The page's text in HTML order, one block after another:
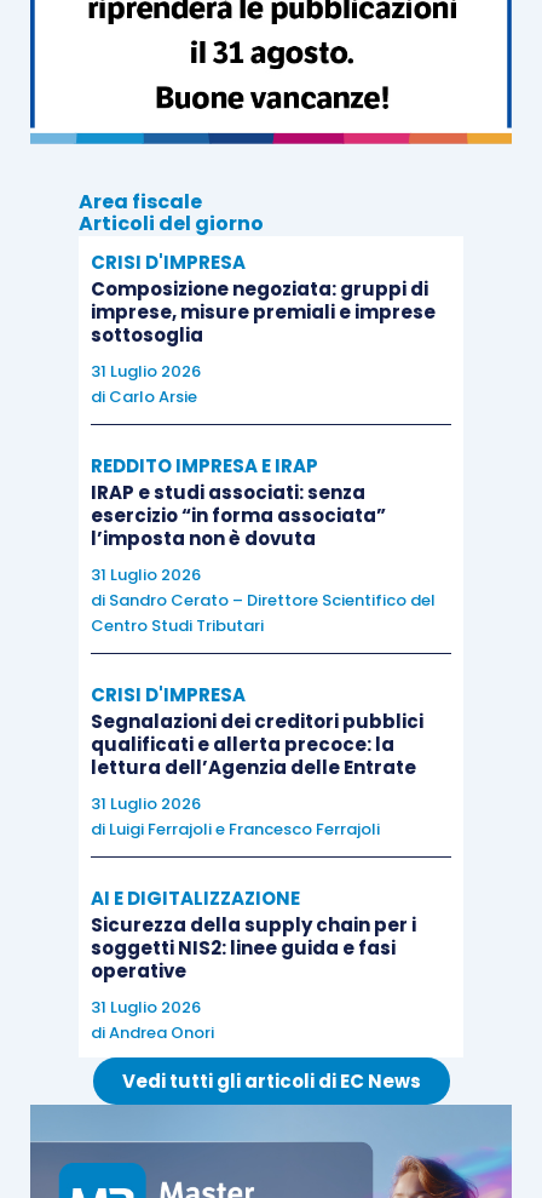
sul presupposto che la piscina, oggetto del
quesito, fosse destinata essenzialmente ai
dipendenti del Ministero della difesae che solo
“accessoriamente la piscina viene utilizzata per lo
pubblico”.
LaR.M. n. 363969 del 4.11.1986
l’agevolazione “in quanto vi ostano sia motivi
soggettivi – è proprietà di una società privata – sia
oggettivi – è destinato ad essere utilizzato da una
In pratica, per l’applicazione dell’aliquota
agevolata, risulta in ogni caso necessario che
l’impianto sia destinato ad un
ovverosia sia messo a disposizione dell’intera
collettività, anche se dietro pagamento di un
corrispettivo, e non sia destinato ad essere
utilizzato esclusivamente o prevalentemente da
particolari categorie di soggetti, come ad
esempio gli iscritti a società sportive, ovvero i
dipendenti comunali o simili (
399623).
Per approfondire questioni attinenti all’articolo vi
raccomandiamo il seguente corso:
Area fiscale
Articoli del giorno
CRISI D'IMPRESA
Composizione negoziata: gruppi di
imprese, misure premiali e imprese
sottosoglia
31 Luglio 2026
di Carlo Arsie
REDDITO IMPRESA E IRAP
IRAP e studi associati: senza
esercizio “in forma associata”
l’imposta non è dovuta
31 Luglio 2026
di Sandro Cerato – Direttore Scientifico del
Centro Studi Tributari
CRISI D'IMPRESA
Segnalazioni dei creditori pubblici
qualificati e allerta precoce: la
lettura dell’Agenzia delle Entrate
31 Luglio 2026
di Luigi Ferrajolie Francesco Ferrajoli
AI E DIGITALIZZAZIONE
Sicurezza della supply chain per i
soggetti NIS2: linee guida e fasi
operative
31 Luglio 2026
diAndrea Onori
Vedi tutti gli articoli di EC News